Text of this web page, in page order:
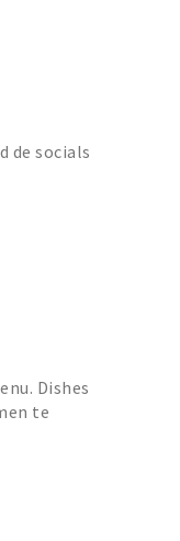
de socials
Dishes
te